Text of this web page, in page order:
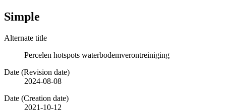
Simple
Alternate title
Percelen hotspots waterbodemverontreiniging
Date (Revision date)
2024-08-08
Date (Creation date)
2021-10-12